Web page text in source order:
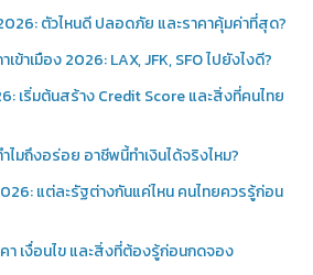
ตัวไหนดี ปลอดภัย และราคาคุ้มค่าที่สุด?
ข้าเมือง 2026: LAX, JFK, SFO ไปยังไงดี?
เริ่มต้นสร้าง Credit Score และสิ่งที่คนไทย
ไมถึงอร่อย อาชีพนี้ทำเงินได้จริงไหม?
แต่ละรัฐต่างกันแค่ไหน คนไทยควรรู้ก่อน
คา เงื่อนไข และสิ่งที่ต้องรู้ก่อนกดจอง